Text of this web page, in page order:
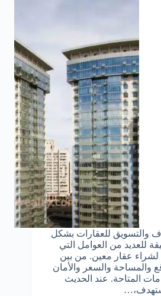
والتسويق للعقارات بشكل
للعديد من العوامل التي
لشراء عقار معين. من بين
والمساحة والسعر والأمان
المتاحة. عند الحديث